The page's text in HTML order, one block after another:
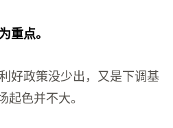
重点。
好政策没少出，又是下调基
起色并不大。